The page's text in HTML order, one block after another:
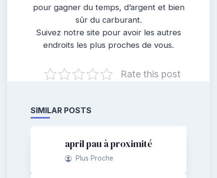
pour gagner du temps, d’argent et bien
sûr du carburant.
Suivez notre site pour avoir les autres
endroits les plus proches de vous.
Rate this post
SIMILAR POSTS
april pau à proximité
Plus Proche